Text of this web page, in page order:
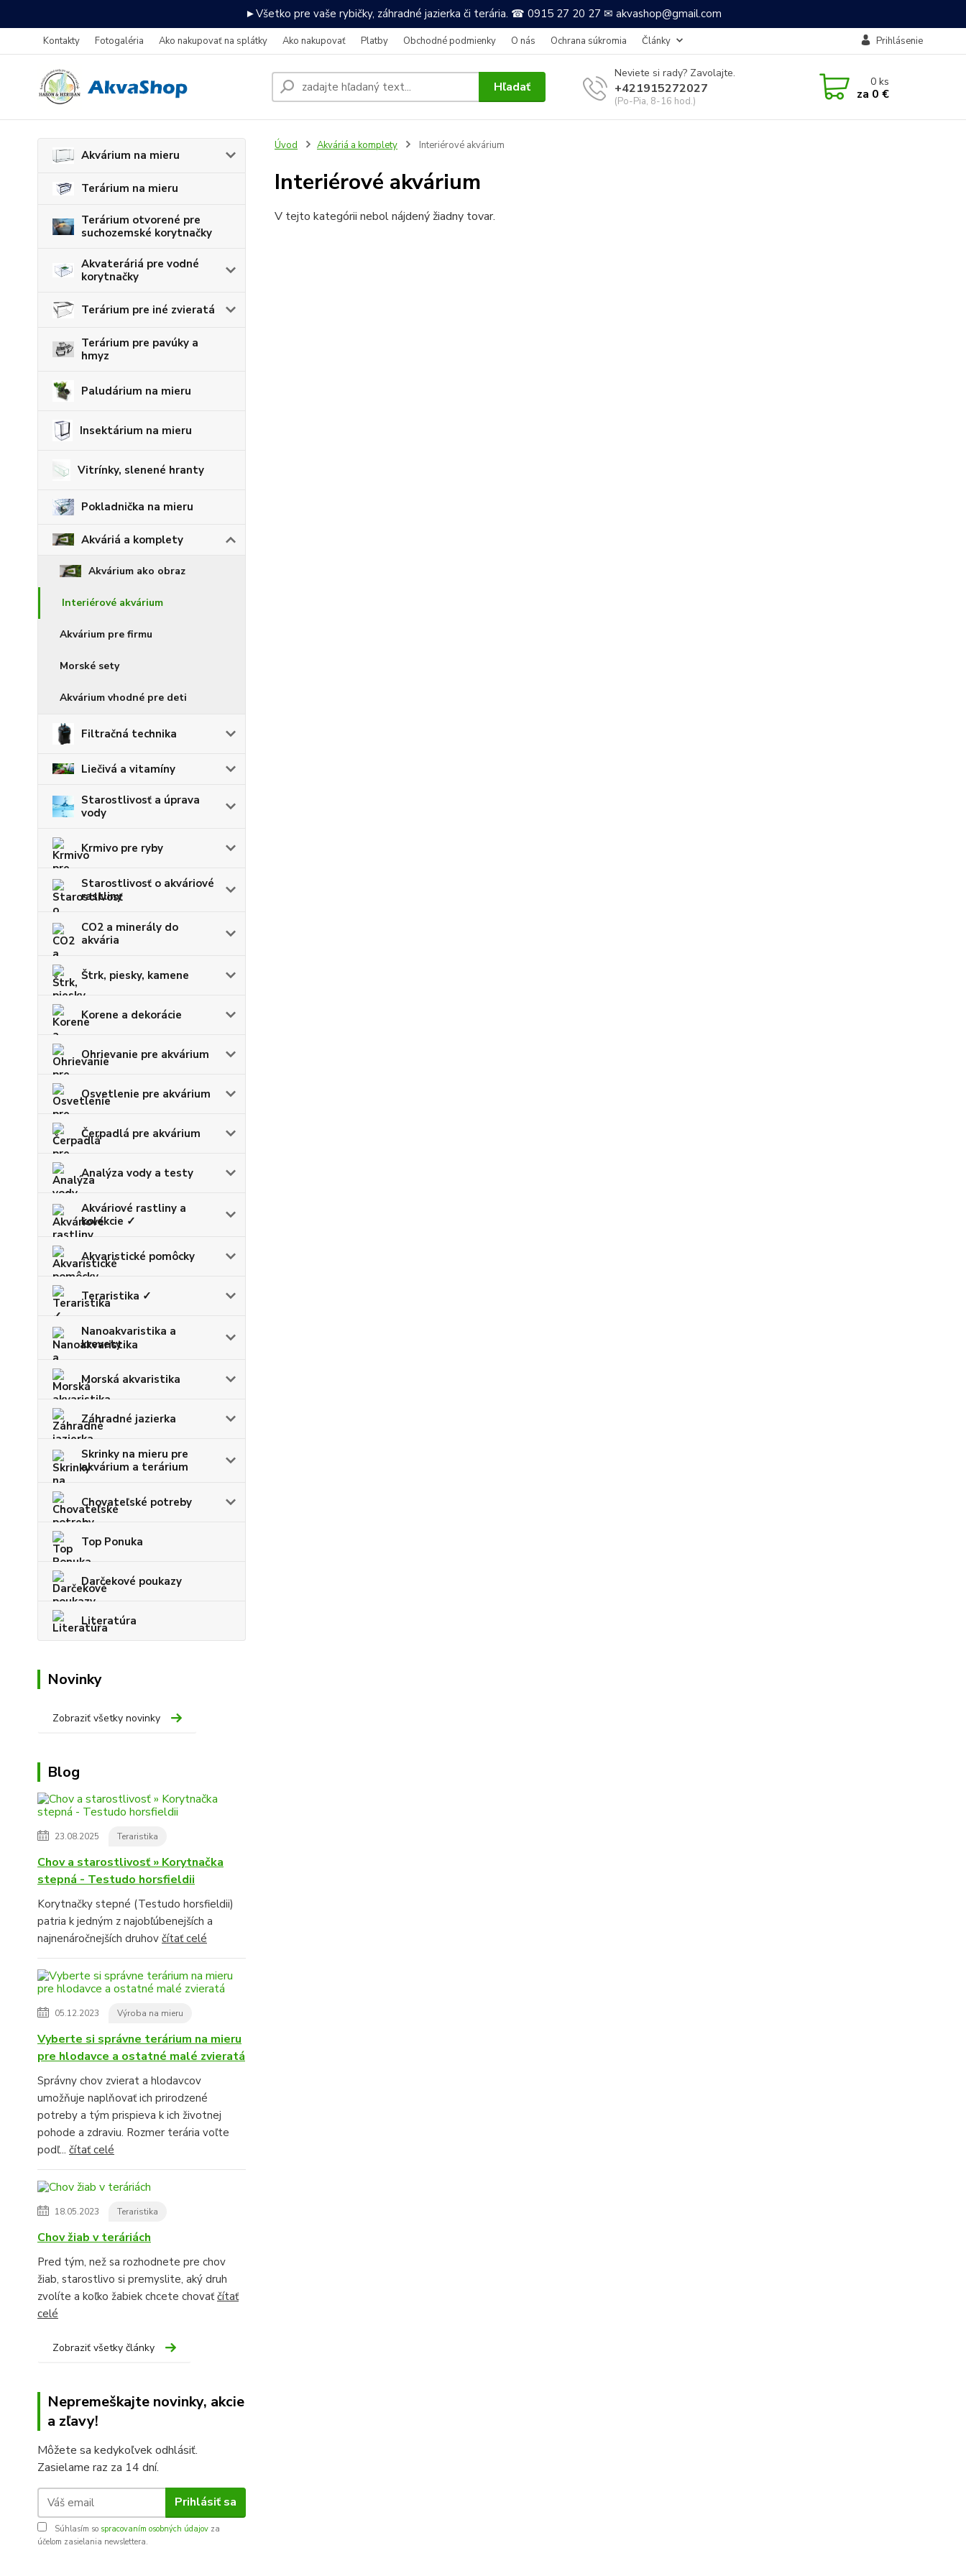
►Všetko pre vaše rybičky, záhradné jazierka či terária. ☎ 0915 27 20 27 ✉ akvashop@gmail.com
Kontakty Fotogaléria Ako nakupovať na splátky Ako nakupovať Platby Obchodné podmienky O nás Ochrana súkromia Články Prihlásenie
Hľadať
Neviete si rady? Zavolajte.
+421915272027
(Po-Pia, 8-16 hod.)
0ks
za 0 €
Akvárium na mieru
Terárium na mieru
Terárium otvorené pre
suchozemské korytnačky
Akvateráriá pre vodné
korytnačky
Terárium pre iné zvieratá
Terárium pre pavúky a
hmyz
Paludárium na mieru
Insektárium na mieru
Vitrínky, slenené hranty
Pokladnička na mieru
Akváriá a komplety
Akvárium ako obraz
Interiérové akvárium
Akvárium pre firmu
Morské sety
Akvárium vhodné pre deti
Filtračná technika
Liečivá a vitamíny
Starostlivosť a úprava
vody
Krmivo pre ryby
Starostlivosť o akváriové
rastliny
CO2 a minerály do
akvária
Štrk, piesky, kamene
Korene a dekorácie
Ohrievanie pre akvárium
Osvetlenie pre akvárium
Čerpadlá pre akvárium
Analýza vody a testy
Akváriové rastliny a
kolekcie ✓
Akvaristické pomôcky
Teraristika ✓
Nanoakvaristika a
krevety
Morská akvaristika
Záhradné jazierka
Skrinky na mieru pre
akvárium a terárium
Chovateľské potreby
Top Ponuka
Darčekové poukazy
Literatúra
Novinky
Zobraziť všetky novinky
Blog
23.08.2025 Teraristika
Chov a starostlivosť » Korytnačka
stepná - Testudo horsfieldii
Korytnačky stepné (Testudo horsfieldii)
patria k jedným z najobľúbenejších a
najnenáročnejších druhov čítať celé
05.12.2023 Výroba na mieru
Vyberte si správne terárium na mieru
pre hlodavce a ostatné malé zvieratá
Správny chov zvierat a hlodavcov
umožňuje naplňovať ich prirodzené
potreby a tým prispieva k ich životnej
pohode a zdraviu. Rozmer terária voľte
podľ... čítať celé
18.05.2023 Teraristika
Chov žiab v teráriách
Pred tým, než sa rozhodnete pre chov
žiab, starostlivo si premyslite, aký druh
zvolíte a koľko žabiek chcete chovaťčítať
celé
Zobraziť všetky články
Nepremeškajte novinky, akcie
a zľavy!
Môžete sa kedykoľvek odhlásiť.
Zasielame raz za 14 dní.
Prihlásiť sa
Súhlasím so spracovaním osobných údajov za
účelom zasielania newslettera.
Úvod Akváriá a komplety Interiérové akvárium
Interiérové akvárium
V tejto kategórii nebol nájdený žiadny tovar.